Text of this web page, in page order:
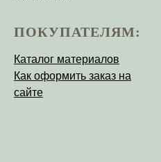
ПОКУПАТЕЛЯМ:
Каталог материалов
Как оформить заказ на
сайте